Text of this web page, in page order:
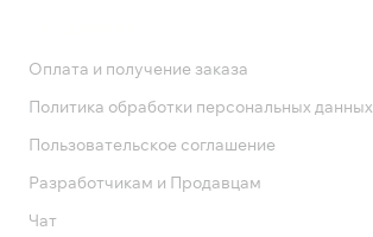
Оплата и получение заказа
Политика обработки персональных данных
Пользовательское соглашение
Разработчикам и Продавцам
Чат